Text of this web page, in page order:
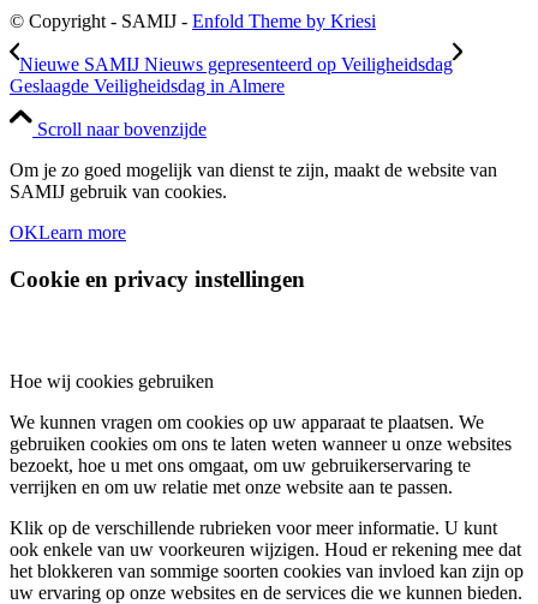
© Copyright - SAMIJ - Enfold Theme by Kriesi
Nieuwe SAMIJ Nieuws gepresenteerd op Veiligheidsdag
Geslaagde Veiligheidsdag in Almere
Scroll naar bovenzijde
Om je zo goed mogelijk van dienst te zijn, maakt de website van
SAMIJ gebruik van cookies.
OKLearn more
Cookie en privacy instellingen
Hoe wij cookies gebruiken
We kunnen vragen om cookies op uw apparaat te plaatsen. We
gebruiken cookies om ons te laten weten wanneer u onze websites
bezoekt, hoe u met ons omgaat, om uw gebruikerservaring te
verrijken en om uw relatie met onze website aan te passen.
Klik op de verschillende rubrieken voor meer informatie. U kunt
ook enkele van uw voorkeuren wijzigen. Houd er rekening mee dat
het blokkeren van sommige soorten cookies van invloed kan zijn op
uw ervaring op onze websites en de services die we kunnen bieden.